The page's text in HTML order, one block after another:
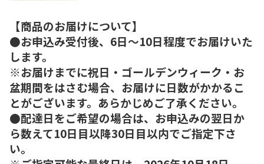
【商品のお届けについて】
●お申込み受付後、6日～10日程度でお届けいた
します。
※お届けまでに祝日・ゴールデンウィーク・お
盆期間をはさむ場合、お届けに日数がかかるこ
とがございます。あらかじめご了承ください。
●配達日をご希望の場合は、お申込みの翌日か
ら数えて10日目以降30日目以内でご指定下さ
い。